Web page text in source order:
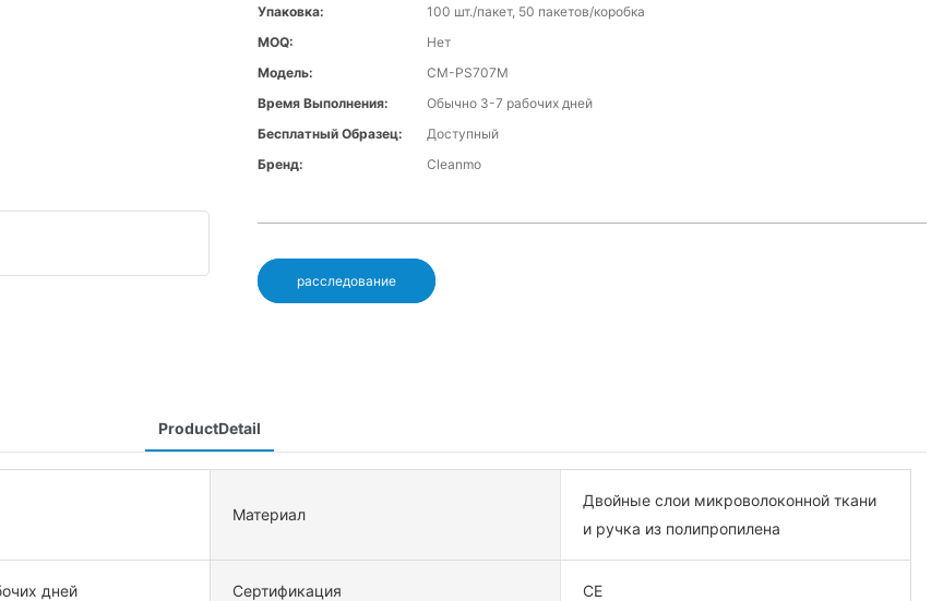
Упаковка:
100 шт./пакет, 50 пакетов/коробка
MOQ:
Нет
Модель:
CM-PS707M
Время Выполнения:
Обычно 3-7 рабочих дней
Бесплатный Образец:
Доступный
Бренд:
Cleanmo
расследование
ProductDetail
Материал
Двойные слои микроволоконной ткани
и ручка из полипропилена
дней Сертификация CE